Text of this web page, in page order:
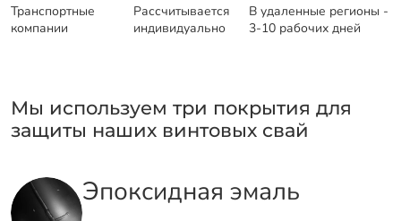
Транспортные
компании
Рассчитывается
индивидуально
В удаленные регионы -
3-10 рабочих дней
Мы используем три покрытия для
защиты наших винтовых свай
Эпоксидная эмаль